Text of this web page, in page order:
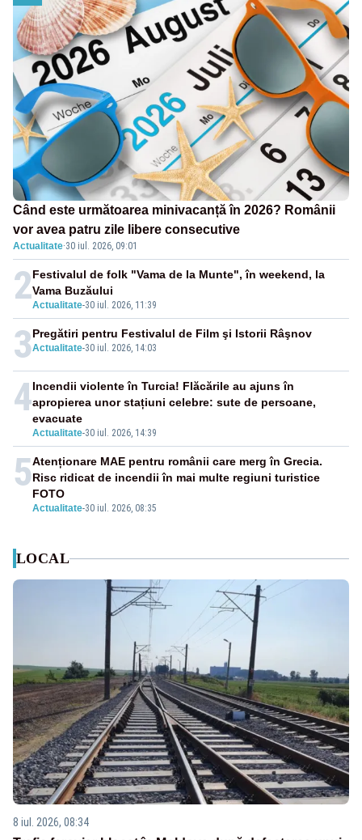
Când este următoarea minivacanță în 2026? Românii
vor avea patru zile libere consecutive
Actualitate·30 iul. 2026, 09:01
2Actualitate-30 iul. 2026, 11:39
Festivalul de folk "Vama de la Munte", în weekend, la
Vama Buzăului
3Actualitate-30 iul. 2026, 14:03
Pregătiri pentru Festivalul de Film şi Istorii Râşnov
4
Actualitate-30 iul. 2026, 14:39
Incendii violente în Turcia! Flăcările au ajuns în
apropierea unor stațiuni celebre: sute de persoane,
evacuate
5
Actualitate-30 iul. 2026, 08:35
Atenționare MAE pentru românii care merg în Grecia.
Risc ridicat de incendii în mai multe regiuni turistice
FOTO
LOCAL
8 iul. 2026, 08:34